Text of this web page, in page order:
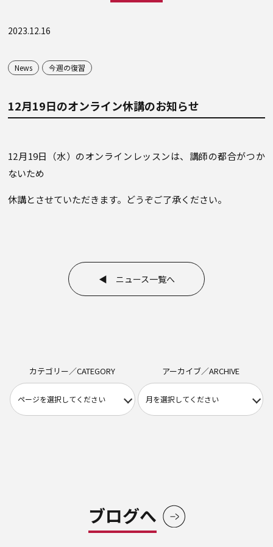
2023.12.16
News 今週の復習
12月19日のオンライン休講のお知らせ
12月19日（水）のオンラインレッスンは、講師の都合がつか
ないため
休講とさせていただきます。どうぞご了承ください。
◀ ニュース一覧へ
カテゴリー／CATEGORY アーカイブ／ARCHIVE
ブログへ